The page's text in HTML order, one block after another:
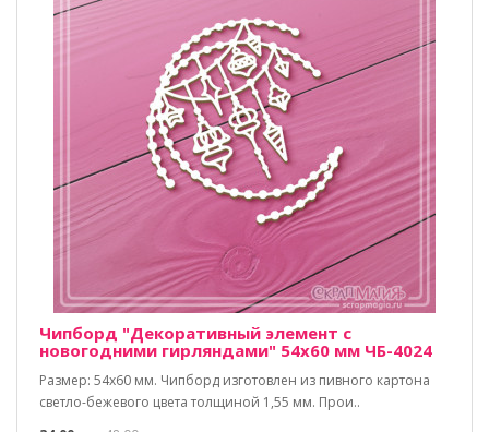
Чипборд "Декоративный элемент с
новогодними гирляндами" 54х60 мм ЧБ-4024
Размер: 54х60 мм. Чипборд изготовлен из пивного картона
светло-бежевого цвета толщиной 1,55 мм. Прои..